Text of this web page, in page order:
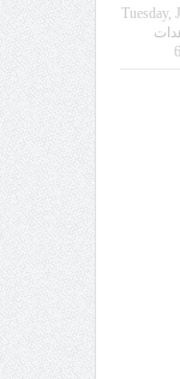
Tuesday,